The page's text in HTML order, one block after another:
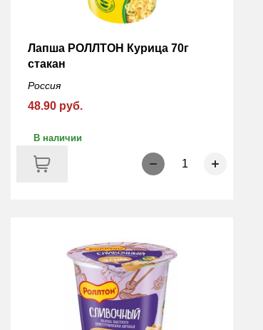
Лапша РОЛЛТОН Курица 70г
стакан
Россия
48.90 руб.
В наличии
1